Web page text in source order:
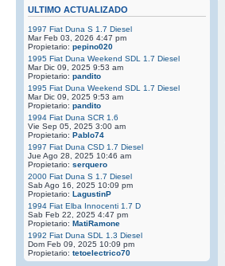
ULTIMO ACTUALIZADO
1997 Fiat Duna S 1.7 Diesel
Mar Feb 03, 2026 4:47 pm
Propietario: pepino020
1995 Fiat Duna Weekend SDL 1.7 Diesel
Mar Dic 09, 2025 9:53 am
Propietario: pandito
1995 Fiat Duna Weekend SDL 1.7 Diesel
Mar Dic 09, 2025 9:53 am
Propietario: pandito
1994 Fiat Duna SCR 1.6
Vie Sep 05, 2025 3:00 am
Propietario: Pablo74
1997 Fiat Duna CSD 1.7 Diesel
Jue Ago 28, 2025 10:46 am
Propietario: serquero
2000 Fiat Duna S 1.7 Diesel
Sab Ago 16, 2025 10:09 pm
Propietario: LagustinP
1994 Fiat Elba Innocenti 1.7 D
Sab Feb 22, 2025 4:47 pm
Propietario: MatiRamone
1992 Fiat Duna SDL 1.3 Diesel
Dom Feb 09, 2025 10:09 pm
Propietario: tetoelectrico70